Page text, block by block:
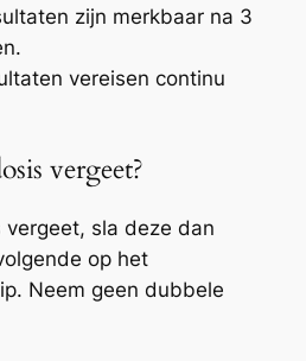
zijn merkbaar na 3
vereisen continu
vergeet?
vergeet, sla deze dan
op het
Neem geen dubbele